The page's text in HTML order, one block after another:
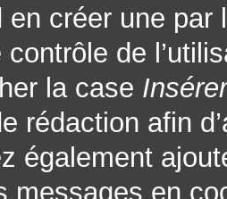
en créer une par
contrôle de
la case
rédaction afin
également
messages en